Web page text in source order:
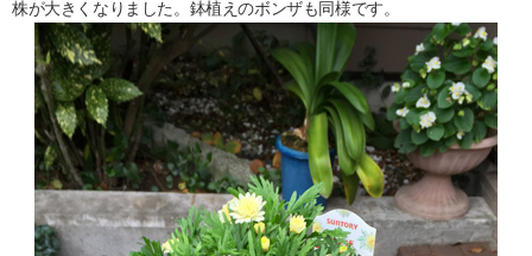
株が大きくなりました。鉢植えのボンザも同様です。